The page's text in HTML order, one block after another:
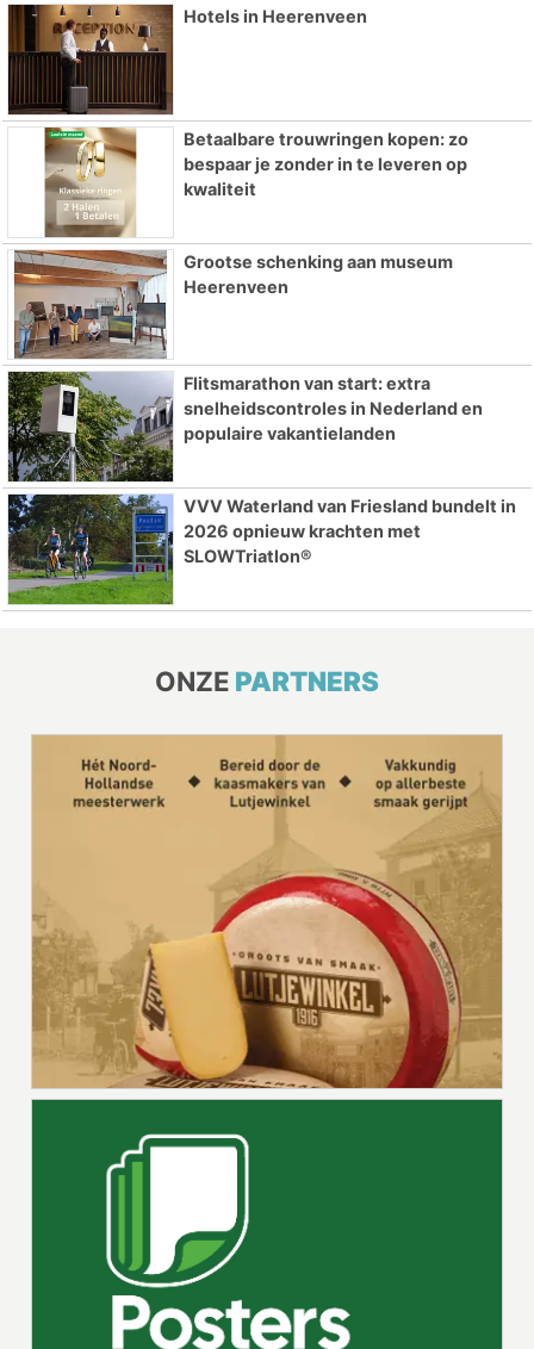
Hotels in Heerenveen
Betaalbare trouwringen kopen: zo
bespaar je zonder in te leveren op
kwaliteit
Grootse schenking aan museum
Heerenveen
Flitsmarathon van start: extra
snelheidscontroles in Nederland en
populaire vakantielanden
VVV Waterland van Friesland bundelt in
2026 opnieuw krachten met
SLOWTriatlon®
ONZE PARTNERS